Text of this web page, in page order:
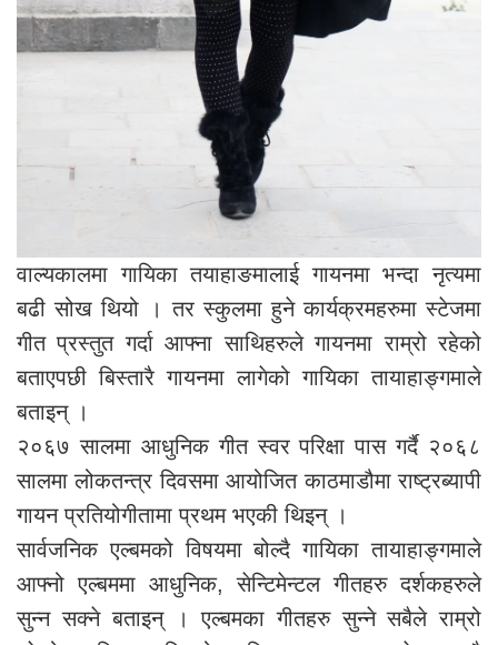
वाल्यकालमा गायिका तयाहाङमालाई गायनमा भन्दा नृत्यमा
बढी सोख थियो । तर स्कुलमा हुने कार्यक्रमहरुमा स्टेजमा
गीत प्रस्तुत गर्दा आफ्ना साथिहरुले गायनमा राम्रो रहेको
बताएपछी बिस्तारै गायनमा लागेको गायिका तायाहाङ्गमाले
बताइन् ।
२०६७ सालमा आधुनिक गीत स्वर परिक्षा पास गर्दै २०६८
सालमा लोकतन्त्र दिवसमा आयोजित काठमाडौमा राष्ट्रब्यापी
गायन प्रतियोगीतामा प्रथम भएकी थिइन् ।
सार्वजनिक एल्बमको विषयमा बोल्दै गायिका तायाहाङ्गमाले
आफ्नो एल्बममा आधुनिक, सेन्टिमेन्टल गीतहरु दर्शकहरुले
सुन्न सक्ने बताइन् । एल्बमका गीतहरु सुन्ने सबैले राम्रो